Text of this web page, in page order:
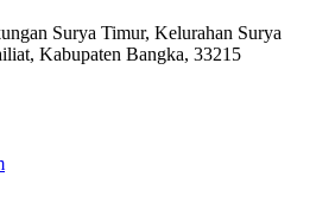
Surya Timur, Kelurahan Surya
Kabupaten Bangka, 33215